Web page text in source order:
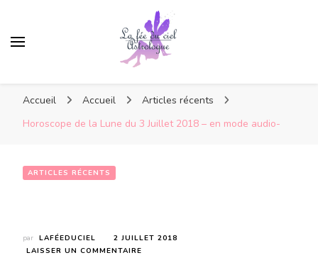
Accueil Accueil
Articles récents
Horoscope de la Lune du 3 Juillet 2018 – en mode audio-
ARTICLES RÉCENTS
par LAFÉEDUCIEL
2 JUILLET 2018
LAISSER UN COMMENTAIRE